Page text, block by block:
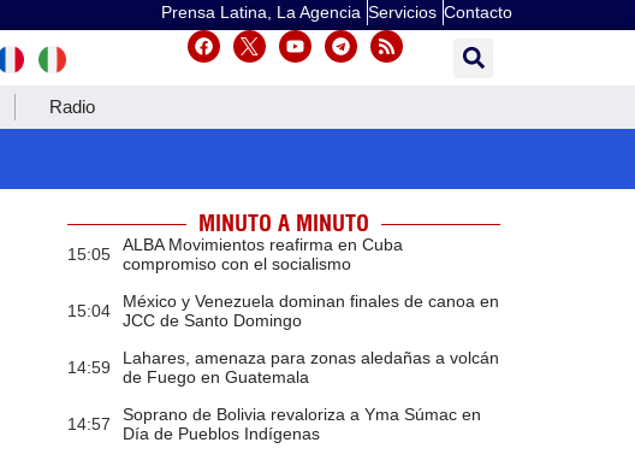
Prensa Latina, La Agencia Servicios Contacto
Radio
MINUTO A MINUTO
15:05
ALBA Movimientos reafirma en Cuba
compromiso con el socialismo
15:04
México y Venezuela dominan finales de canoa en
JCC de Santo Domingo
14:59
Lahares, amenaza para zonas aledañas a volcán
de Fuego en Guatemala
14:57
Soprano de Bolivia revaloriza a Yma Súmac en
Día de Pueblos Indígenas